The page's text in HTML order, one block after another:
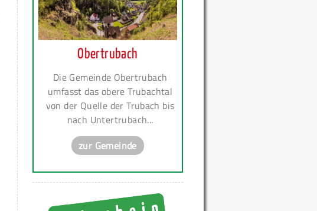
Obertrubach
Die Gemeinde Obertrubach
umfasst das obere Trubachtal
von der Quelle der Trubach bis
nach Untertrubach...
zur Gemeinde